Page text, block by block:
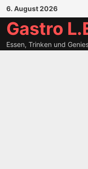
Zum
Inhalt
springen
6. August 2026
Gastro
Essen, Trinken und